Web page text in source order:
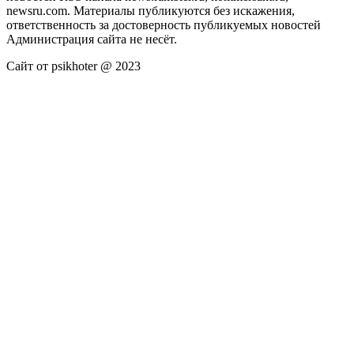
newsru.com. Материалы публикуются без искажения,
ответственность за достоверность публикуемых новостей
Администрация сайта не несёт.
Сайт от psikhoter @ 2023